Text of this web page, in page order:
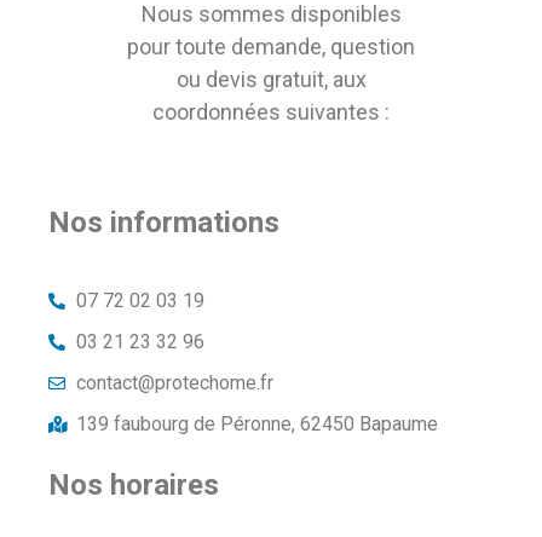
Nous sommes disponibles
pour toute demande, question
ou devis gratuit, aux
coordonnées suivantes :
Nos informations
07 72 02 03 19
03 21 23 32 96
contact@protechome.fr
139 faubourg de Péronne, 62450 Bapaume
Nos horaires